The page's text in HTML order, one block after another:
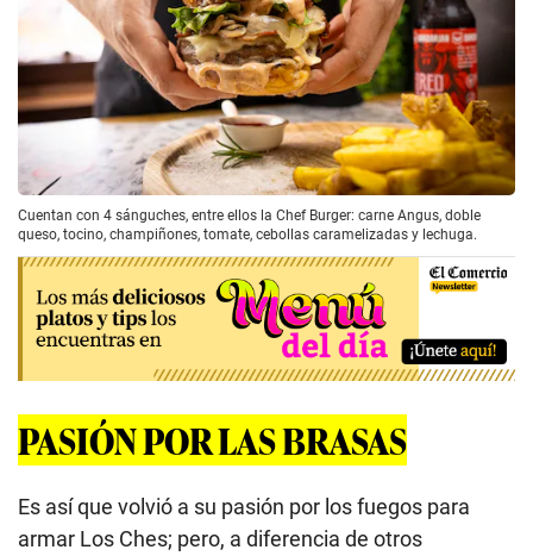
Cuentan con 4 sánguches, entre ellos la Chef Burger: carne Angus, doble
queso, tocino, champiñones, tomate, cebollas caramelizadas y lechuga.
PASIÓN POR LAS BRASAS
Es así que volvió a su pasión por los fuegos para
armar Los Ches; pero, a diferencia de otros